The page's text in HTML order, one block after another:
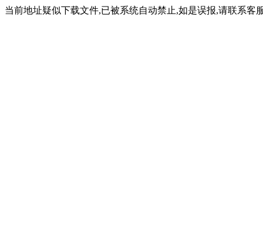
当前地址疑似下载文件,已被系统自动禁止,如是误报,请联系客